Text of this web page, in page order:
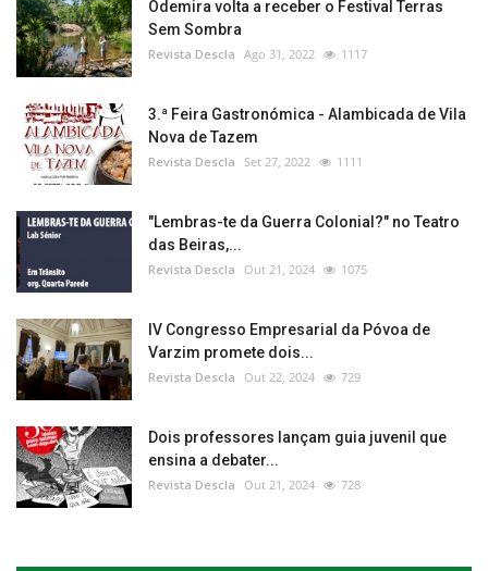
Odemira volta a receber o Festival Terras
Sem Sombra
Revista Descla Ago 31, 2022 1117
3.ª Feira Gastronómica - Alambicada de Vila
Nova de Tazem
Revista Descla Set 27, 2022 1111
"Lembras-te da Guerra Colonial?" no Teatro
das Beiras,...
Revista Descla Out 21, 2024 1075
IV Congresso Empresarial da Póvoa de
Varzim promete dois...
Revista Descla Out 22, 2024 729
Dois professores lançam guia juvenil que
ensina a debater...
Revista Descla Out 21, 2024 728